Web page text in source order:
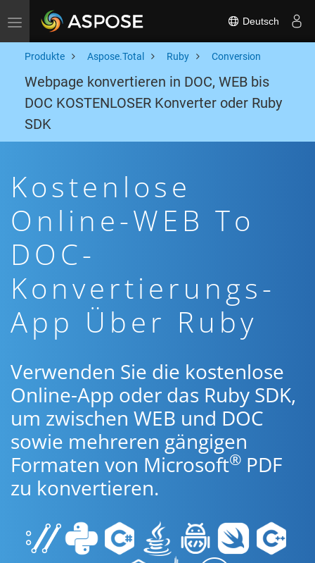
Toggle navigation Deutsch
Produkte Aspose.Total Ruby Conversion
Webpage konvertieren in DOC, WEB bis
DOC KOSTENLOSER Konverter oder Ruby
SDK
Kostenlose
Online-WEB To
DOC-
Konvertierungs-
App Über Ruby
Verwenden Sie die kostenlose
Online-App oder das Ruby SDK,
um zwischen WEB und DOC
sowie mehreren gängigen
Formaten von Microsoft® PDF
zu konvertieren.